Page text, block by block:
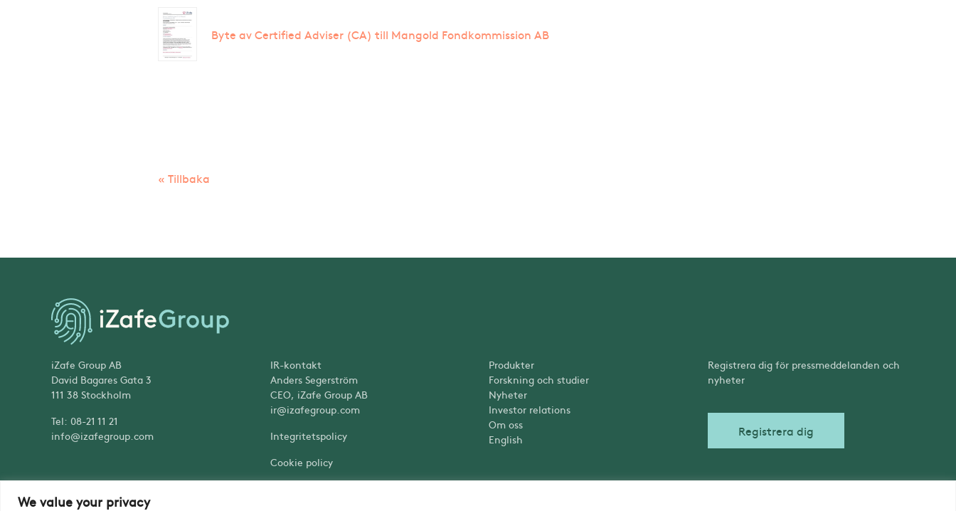
We value your privacy
Byte av Certified Adviser (CA) till Mangold Fondkommission AB
« Tillbaka
iZafe Group AB
David Bagares Gata 3
111 38 Stockholm
Tel: 08-21 11 21
info@izafegroup.com
IR-kontakt
Anders Segerström
CEO, iZafe Group AB
ir@izafegroup.com
Integritetspolicy
Cookie policy
Produkter
Forskning och studier
Nyheter
Investor relations
Om oss
English
Registrera dig för pressmeddelanden och
nyheter
Registrera dig